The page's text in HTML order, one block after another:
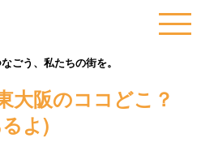
ごう、私たちの街を。
大阪のココどこ？
よ)